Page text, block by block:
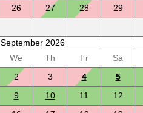
26 27 28 29
September 2026
We Th Fr Sa
2 3 4 5
9 10 11 12